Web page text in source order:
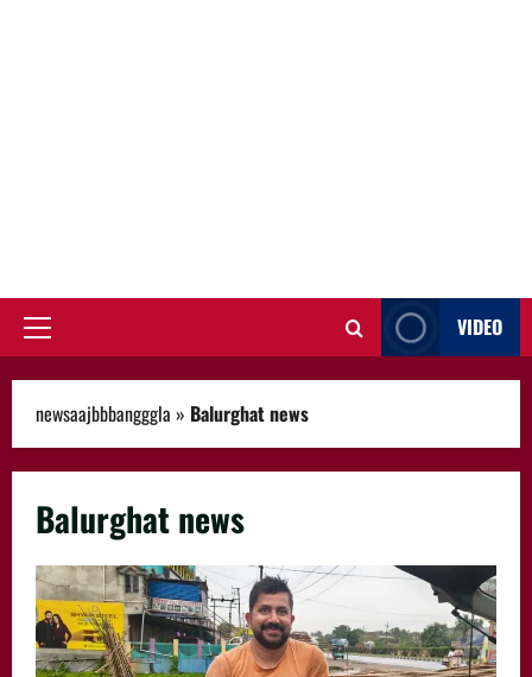
Primary
VIDEO
newsaajbbbangggla » Balurghat news
Balurghat news